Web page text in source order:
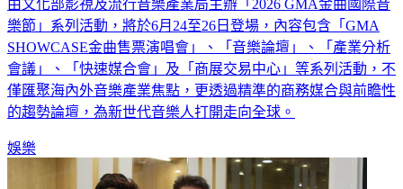
由文化部影視及流行音樂產業局主辦「2026 GMA金曲國際音
樂節」系列活動，將於6月24至26日登場，內容包含「GMA
SHOWCASE金曲售票演唱會」、「音樂論壇」、「產業分析
會議」、「快速媒合會」及「商展交易中心」等系列活動，不
僅匯聚海內外音樂產業焦點，更透過精準的商務媒合與前瞻性
的趨勢論壇，為新世代音樂人打開走向全球。
娛樂